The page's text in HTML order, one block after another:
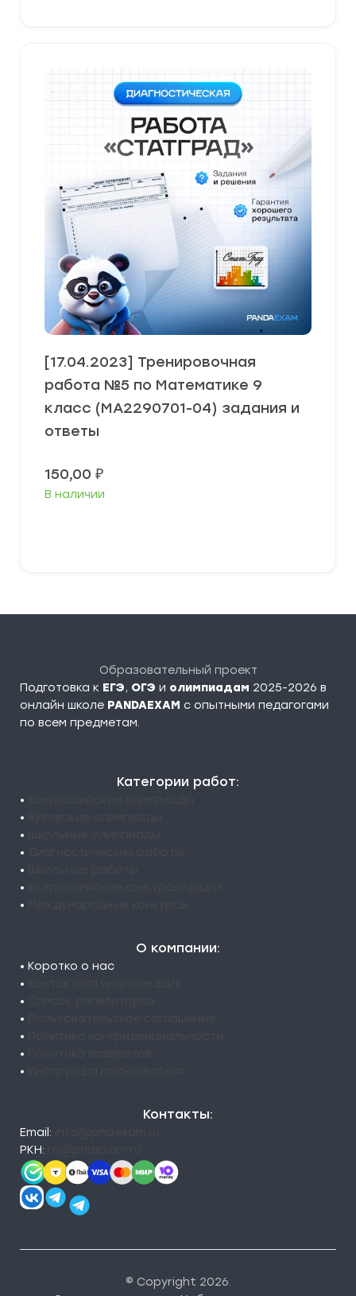
[17.04.2023] Тренировочная
работа №5 по Математике 9
класс (МА2290701-04) задания и
ответы
150,00 ₽
В наличии
Образовательный проект
Подготовка к ЕГЭ, ОГЭ и олимпиадам 2025-2026 в
онлайн школе PANDAEXAM c опытными педагогами
по всем предметам.
Категории работ:
•
•
•
•
•
•
•
О компании:
• Коротко о нас
•
•
•
•
•
•
Контакты:
Email:
РКН:
© Copyright 2026.